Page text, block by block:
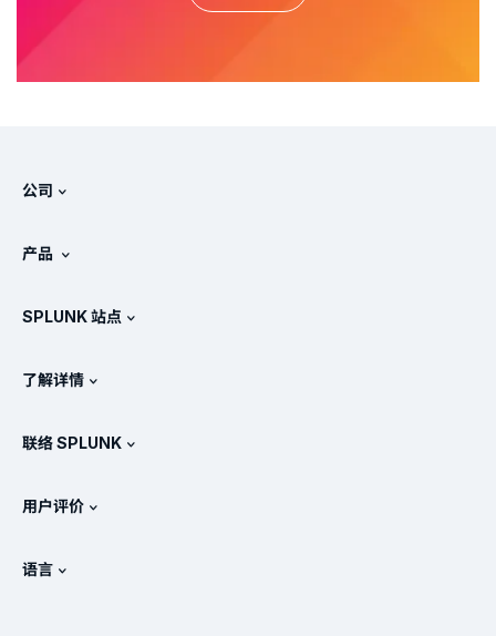
公司
Splunk 的对比情况
新闻处
Splunk 保护
SURGe
产品
定价
查看所有产品
SPLUNK 站点
培训和认证
Splunk 在线商店
了解详情
OpenTelemetry：简介
安全运营中心 (SOC) 的指标
联络 SPLUNK
用户评价
语言